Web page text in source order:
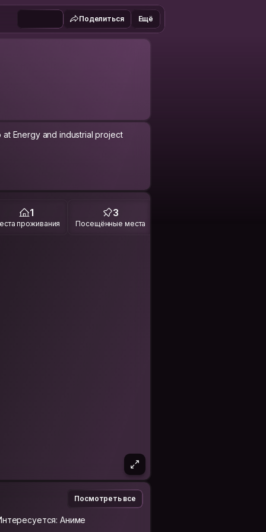
Поделиться Ещё
at Energy and industrial project
1
проживания
3
Посещённые места
Посмотреть все
Аниме